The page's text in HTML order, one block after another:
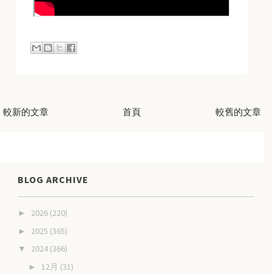
較新的文章 較舊的文章
首頁
BLOG ARCHIVE
► 2026 (220)
► 2025 (365)
▼ 2024 (366)
► 12月 (31)